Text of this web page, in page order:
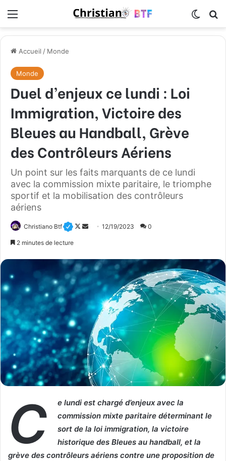
Accueil / Monde
Monde
Duel d’enjeux ce lundi : Loi
Immigration, Victoire des
Bleues au Handball, Grève
des Contrôleurs Aériens
Un point sur les faits marquants de ce lundi
avec la commission mixte paritaire, le triomphe
sportif et la mobilisation des contrôleurs
aériens
Christiano Btf
F
o
w
o
y
e
r
u
n
c
o
u
r
r
l
12/19/2023 0
2 minutes de lecture
C
e lundi est chargé d’enjeux avec la
commission mixte paritaire déterminant le
sort de la loi immigration, la victoire
historique des Bleues au handball, et la
grève des contrôleurs aériens contre une proposition de